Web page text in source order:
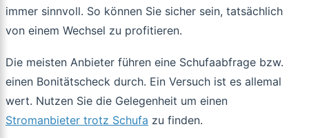
immer sinnvoll. So können Sie sicher sein, tatsächlich
von einem Wechsel zu profitieren.
Die meisten Anbieter führen eine Schufaabfrage bzw.
einen Bonitätscheck durch. Ein Versuch ist es allemal
wert. Nutzen Sie die Gelegenheit um einen
Stromanbieter trotz Schufa zu finden.